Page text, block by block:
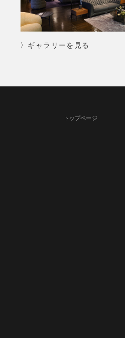
〉ギャラリーを見る
トップページ